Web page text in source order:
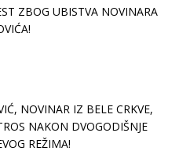
ZBOG UBISTVA NOVINARA
NOVINAR IZ BELE CRKVE,
NAKON DVOGODIŠNJE
REŽIMA!